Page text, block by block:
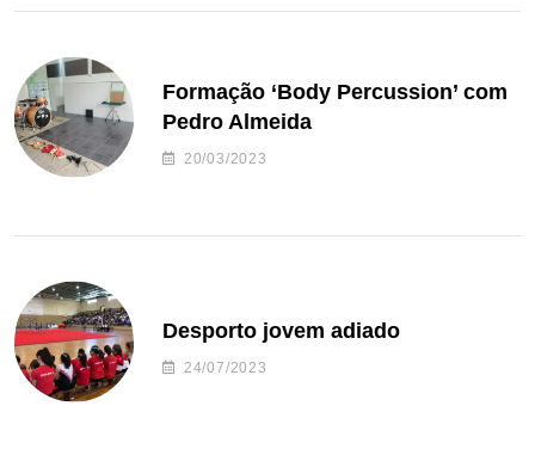
Formação ‘Body Percussion’ com
Pedro Almeida
20/03/2023
Desporto jovem adiado
24/07/2023